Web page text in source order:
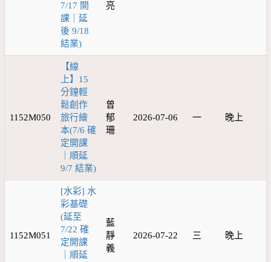
7/17 開
課｜延
後 9/18
結業)
亮
1152M050
【線
上】15
分鐘輕
鬆創作
旅行繪
本(7/6 確
定開課
｜順延
9/7 結業)
曾
郁
珊
2026-07-06 一 晚上
1152M051
[水彩] 水
彩基礎
(延至
7/22 確
定開課
｜順延
藍
靜
義
2026-07-22 三 晚上